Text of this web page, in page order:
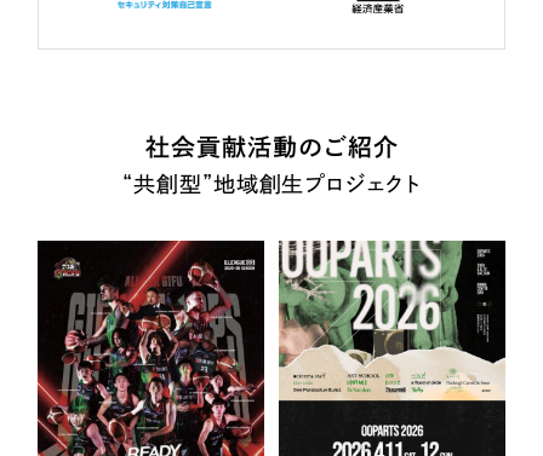
社会貢献活動のご紹介
“共創型”地域創生プロジェクト